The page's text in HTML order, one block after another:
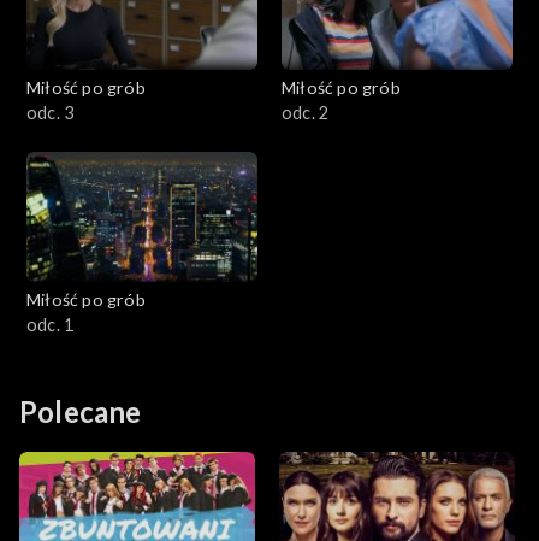
Miłość po grób
odc. 3
Miłość po grób
odc. 2
Miłość po grób
odc. 1
Polecane